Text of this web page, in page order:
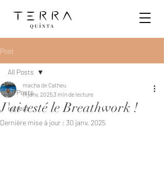
Post
All Posts
retreat
All Posts
J'ai testé le Breathwork !
macha de Catheu
11 janv. 20253 min de lecture
Dernière mise à jour : 30 janv. 2025